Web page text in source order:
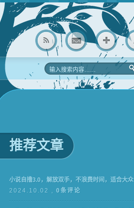
推荐文章
小说自撸3.0，解放双手，不浪费时间，适合大众
2024.10.02 , 0条评论